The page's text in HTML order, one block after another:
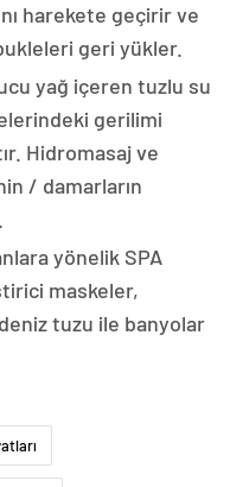
harekete geçirir ve
geri yükler.
yağ içeren tuzlu su
gerilimi
Hidromasaj ve
/ damarların
yönelik SPA
maskeler,
tuzu ile banyolar